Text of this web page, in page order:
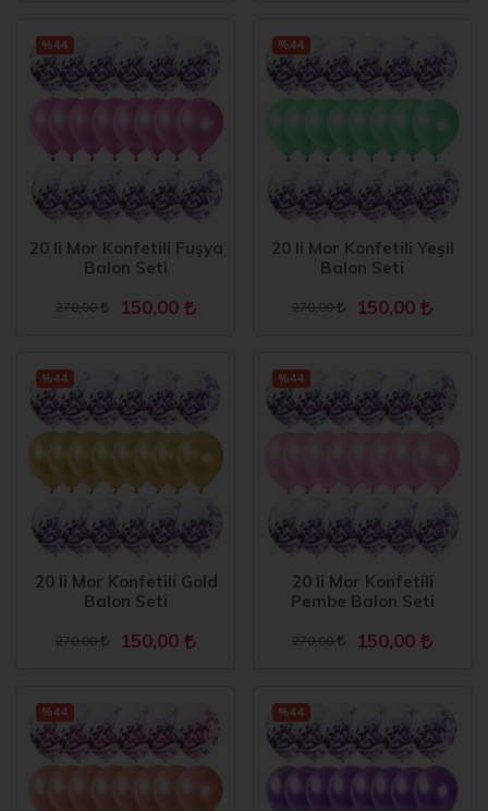
20 li Mor Konfetili Fuşya
Balon Seti
270,00 150,00
%44
20 li Mor Konfetili Yeşil
Balon Seti
270,00 150,00
%44
20 li Mor Konfetili Gold
Balon Seti
270,00 150,00
%44
20 li Mor Konfetili
Pembe Balon Seti
270,00 150,00
%44
%44 %44